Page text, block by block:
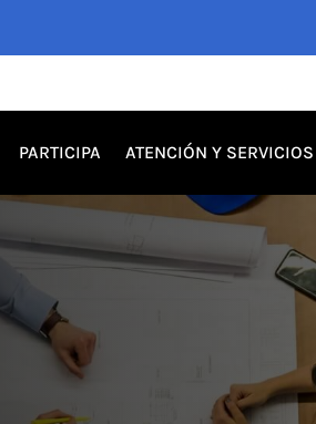
PARTICIPA ATENCIÓN Y